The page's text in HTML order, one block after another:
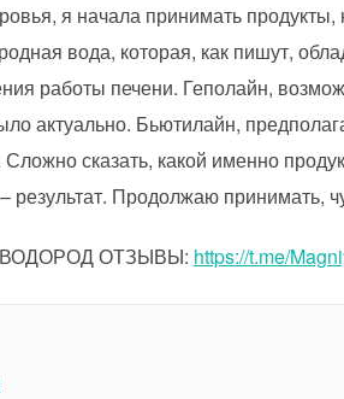
я начала принимать
вода, которая, как пишут,
работы печени. Геполайн,
актуально. Бьютилайн,
сказать, какой именно
результат. Продолжаю принимать,
ВОДОРОД ОТЗЫВЫ: https://t.me/